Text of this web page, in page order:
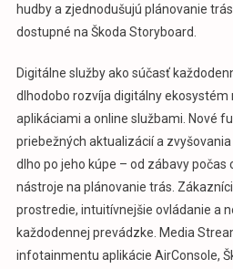
hudby a zjednodušujú plánovanie
dostupné na Škoda Storyboard.
Digitálne služby ako súčasť
dlhodobo rozvíja digitálny ekosystém
aplikáciami a online službami. Nové
priebežných aktualizácií a
dlho po jeho kúpe – od zábavy počas
nástroje na plánovanie trás.
prostredie, intuitívnejšie ovládanie a
každodennej prevádzke. Media
infotainmentu aplikácie AirConsole,